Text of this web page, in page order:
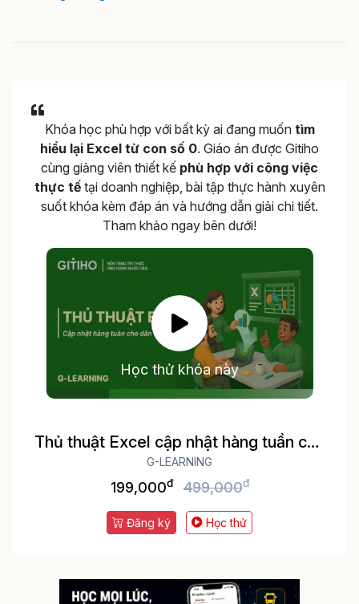
Khóa học phù hợp với bất kỳ ai đang muốn tìm
hiểu lại Excel từ con số 0. Giáo án được Gitiho
cùng giảng viên thiết kế phù hợp với công việc
thực tếtại doanh nghiệp, bài tập thực hành xuyên
suốt khóa kèm đáp án và hướng dẫn giải chi tiết.
Tham khảo ngay bên dưới!
Học thử khóa này
Thủ thuật Excel cập nhật hàng tuần cho
dân văn phòng
G-LEARNING
199,000đ 499,000đ
Đăng ký Học thử